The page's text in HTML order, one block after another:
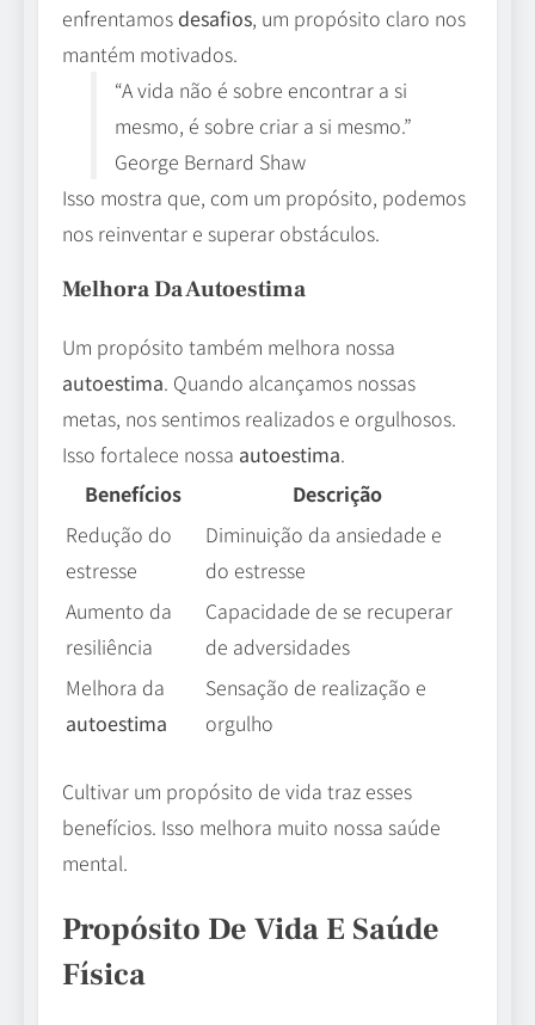
enfrentamosdesafios, um propósito claro nos
mantém motivados.
“A vida não é sobre encontrar a si
mesmo, é sobre criar a si mesmo.”
George Bernard Shaw
Isso mostra que, com um propósito, podemos
nos reinventar e superar obstáculos.
Melhora Da Autoestima
Um propósito também melhora nossa
autoestima. Quando alcançamos nossas
metas, nos sentimos realizados e orgulhosos.
Isso fortalece nossa autoestima.
Benefícios
Descrição
Redução do
estresse
Diminuição da ansiedade e
do estresse
Aumento da
resiliência
Capacidade de se recuperar
de adversidades
Melhora da
autoestima
Sensação de realização e
orgulho
Cultivar um propósito de vida traz esses
benefícios. Isso melhora muito nossa saúde
mental.
Propósito De Vida E Saúde
Física